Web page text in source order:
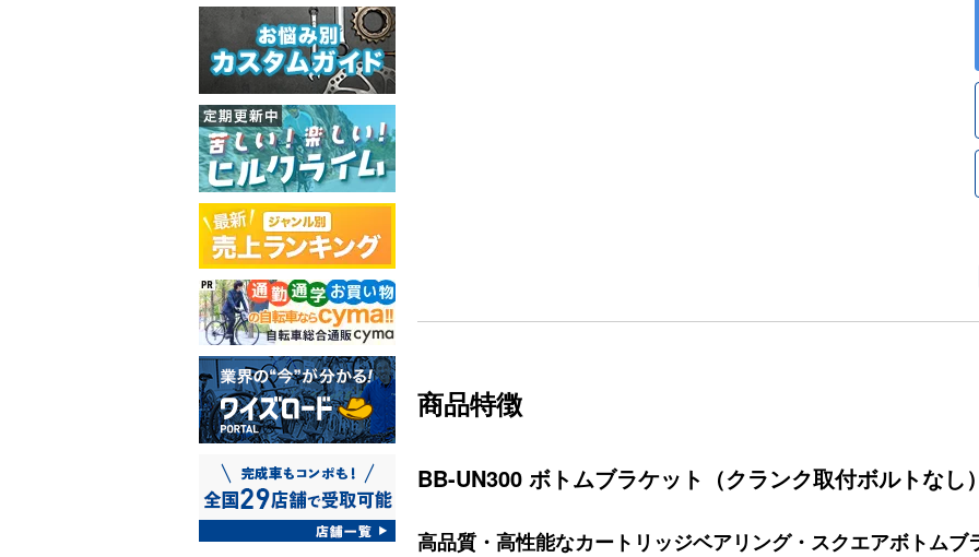
商品特徴
BB-UN300 ボトムブラケット（クランク取付ボルトなし）
高品質・高性能なカートリッジベアリング・スクエアボトムブ